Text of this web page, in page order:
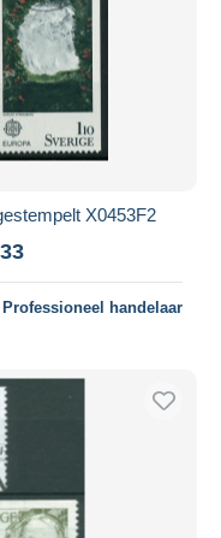
X0453F2
Professioneel handelaar